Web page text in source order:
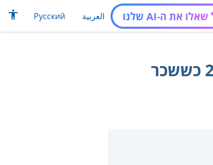
שאלו את ה-AI שלנו العربية Русский
חישוב פיצויי פיטורים לעובד שהחל לעבוד בשנת 2008 כששכר